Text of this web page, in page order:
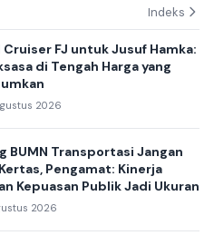
Indeks
Cruiser FJ untuk Jusuf Hamka:
di Tengah Harga yang
2026
BUMN Transportasi Jangan
Pengamat: Kinerja
Kepuasan Publik Jadi Ukuran
2026